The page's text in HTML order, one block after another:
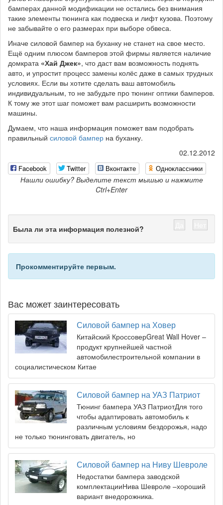
бамперах данной модификации не остались без внимания
такие элементы тюнинга как подвеска и лифт кузова. Поэтому
не забывайте о его размерах при выборе обвеса.
Иначе силовой бампер на буханку не станет на свое место.
Ещё одним плюсом бамперов этой фирмы является наличие
домкрата «Хай Джек», что даст вам возможность поднять
авто, и упростит процесс замены колёс даже в самых трудных
условиях. Если вы хотите сделать ваш автомобиль
индивидуальным, то не забудьте про тюнинг оптики бамперов.
К тому же этот шаг поможет вам расширить возможности
машины.
Думаем, что наша информация поможет вам подобрать
правильный силовой бампер на буханку.
02.12.2012
Facebook Twitter Вконтакте Одноклассники
Нашли ошибку? Выделите текст мышью и нажмите
Ctrl+Enter
Была ли эта информация полезной?
Прокомментируйте первым.
Вас может заинтересовать
Силовой бампер на Ховер
Китайский КроссоверGreat Wall Hover –
продукт крупнейшей частной
автомобилестроительной компании в
социалистическом Китае
Силовой бампер на УАЗ Патриот
Тюнинг бампера УАЗ ПатриотДля того
чтобы адаптировать автомобиль к
различным условиям бездорожья, надо
не только тюнинговать двигатель, но
Силовой бампер на Ниву Шевроле
Недостатки бампера заводской
комплектацииНива Шевроле –хороший
вариант внедорожника.